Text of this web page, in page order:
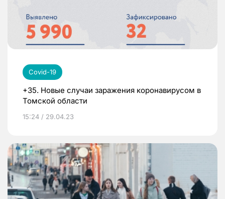
Covid-19
+35. Новые случаи заражения коронавирусом в
Томской области
15:24 / 29.04.23